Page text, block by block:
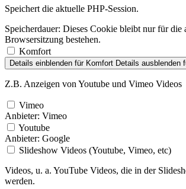
Speichert die aktuelle PHP-Session.
Speicherdauer: Dieses Cookie bleibt nur für die
Browsersitzung bestehen.
Komfort
Details einblenden für Komfort Details ausblenden
Z.B. Anzeigen von Youtube und Vimeo Videos
Vimeo
Anbieter: Vimeo
Youtube
Anbieter: Google
Slideshow Videos (Youtube, Vimeo, etc)
Videos, u. a. YouTube Videos, die in der
werden.